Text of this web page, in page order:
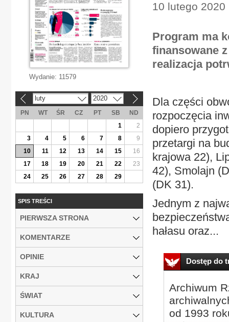
10 lutego
Program ma
finansowane
realizacja
Dla części
rozpoczęcia
dopiero
przetargi na
krajowa 22),
42), Smolajn
(DK 31).
Jednym z
hałasu oraz...
Dostęp do
Archiwum
od 1993
Wydanie: 11579
luty 2020
PN WT ŚR CZ PT SB
ND
1
2
3
4 5 6 7 8
9
10
11 12 13 14 15
16
17
18 19 20 21 22
23
24
25 26 27 28 29
SPIS TREŚCI
PIERWSZA STRONA
KOMENTARZE
OPINIE
KRAJ
ŚWIAT
KULTURA